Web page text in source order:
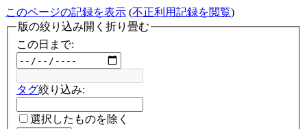
このページの記録を表示 (不正利用記録を閲覧)
版の絞り込み開く 折り畳む
この日まで:
タグ絞り込み:
選択したものを除く